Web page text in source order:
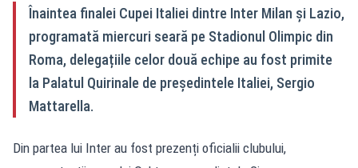
Înaintea finalei Cupei Italiei dintre Inter Milan și Lazio,
programată miercuri seară pe Stadionul Olimpic din
Roma, delegațiile celor două echipe au fost primite
la Palatul Quirinale de președintele Italiei, Sergio
Mattarella.
Din partea lui Inter au fost prezenți oficialii clubului,